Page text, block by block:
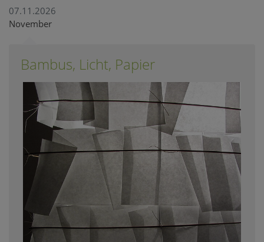
07.11.2026
November
Bambus, Licht, Papier